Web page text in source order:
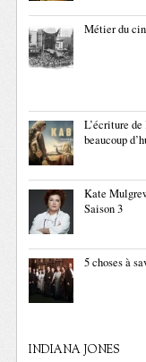
Métier du
L’écriture
beaucoup
Kate
Saison 3
5 choses à
INDIANA JONES